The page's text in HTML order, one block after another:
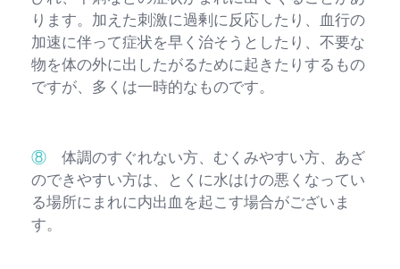
ります。加えた刺激に過剰に反応したり、血行の
加速に伴って症状を早く治そうとしたり、不要な
物を体の外に出したがるために起きたりするもの
ですが、多くは一時的なものです。
⑧ 体調のすぐれない方、むくみやすい方、あざ
のできやすい方は、とくに水はけの悪くなってい
る場所にまれに内出血を起こす場合がございま
す。